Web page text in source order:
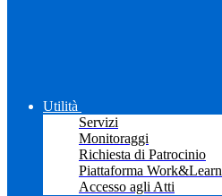
Utilità
Servizi
Monitoraggi
Richiesta di Patrocinio
Piattaforma Work&Learn
Accesso agli Atti